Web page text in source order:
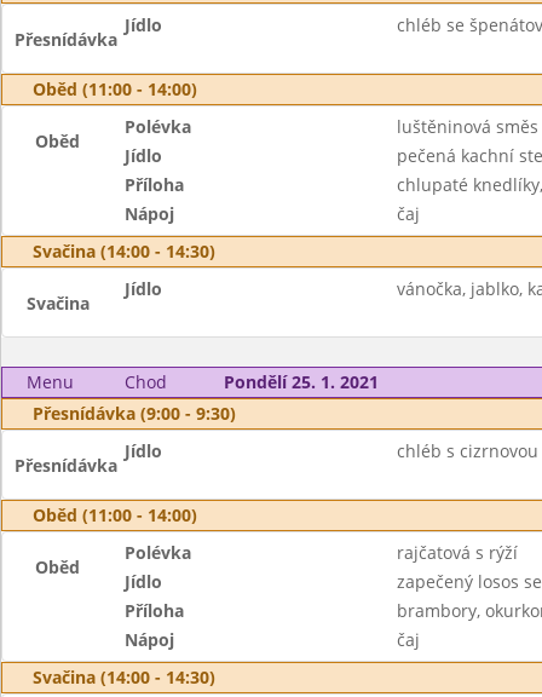
Přesnídávka
Jídlo chléb se
Oběd (11:00 - 14:00)
Oběd
Polévka
luštěninová směs
Jídlo
pečená kachní
Příloha
chlupaté
Nápoj
čaj
Svačina (14:00 - 14:30)
Svačina
Jídlo vánočka, jablko,
Menu Chod
Pondělí 25. 1. 2021
Přesnídávka (9:00 - 9:30)
Přesnídávka
Jídlo chléb s
Oběd (11:00 - 14:00)
Oběd
Polévka
rajčatová s rýží
Jídlo
zapečený losos
Příloha
brambory,
Nápoj
čaj
Svačina (14:00 - 14:30)